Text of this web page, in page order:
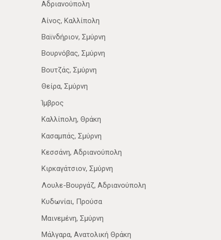
Αδριανούπολη
Αίνος, Καλλίπολη
Βαϊνδήριον, Σμύρνη
Βουρνόβας, Σμύρνη
Βουτζάς, Σμύρνη
Θείρα, Σμύρνη
Ίμβρος
Καλλίπολη, Θράκη
Κασαμπάς, Σμύρνη
Κεσσάνη, Αδριανούπολη
Κιρκαγάτσιον, Σμύρνη
Λουλε-Βουργάζ, Αδριανούπολη
Κυδωνίαι, Προύσα
Μαινεμένη, Σμύρνη
Μάλγαρα, Ανατολική Θράκη